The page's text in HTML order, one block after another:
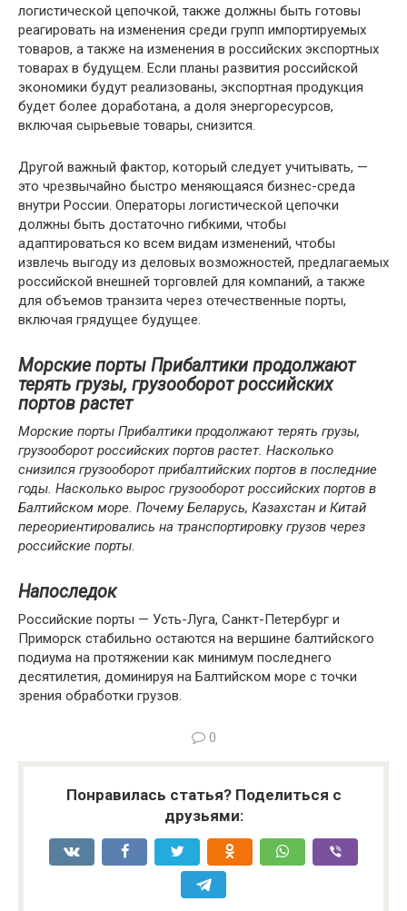
логистической цепочкой, также должны быть готовы
реагировать на изменения среди групп импортируемых
товаров, а также на изменения в российских экспортных
товарах в будущем. Если планы развития российской
экономики будут реализованы, экспортная продукция
будет более доработана, а доля энергоресурсов,
включая сырьевые товары, снизится.
Другой важный фактор, который следует учитывать, —
это чрезвычайно быстро меняющаяся бизнес-среда
внутри России. Операторы логистической цепочки
должны быть достаточно гибкими, чтобы
адаптироваться ко всем видам изменений, чтобы
извлечь выгоду из деловых возможностей, предлагаемых
российской внешней торговлей для компаний, а также
для объемов транзита через отечественные порты,
включая грядущее будущее.
Морские порты Прибалтики продолжают
терять грузы, грузооборот российских
портов растет
Морские порты Прибалтики продолжают терять грузы,
грузооборот российских портов растет. Насколько
снизился грузооборот прибалтийских портов в последние
годы. Насколько вырос грузооборот российских портов в
Балтийском море. Почему Беларусь, Казахстан и Китай
переориентировались на транспортировку грузов через
российские порты.
Напоследок
Российские порты — Усть-Луга, Санкт-Петербург и
Приморск стабильно остаются на вершине балтийского
подиума на протяжении как минимум последнего
десятилетия, доминируя на Балтийском море с точки
зрения обработки грузов.
0
Понравилась статья? Поделиться с
друзьями: